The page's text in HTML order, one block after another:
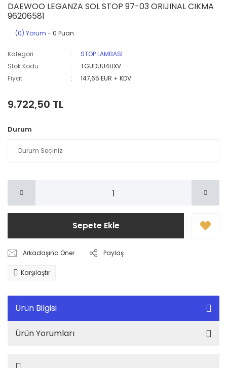
DAEWOO LEGANZA SOL STOP 97-03 ORIJINAL CIKMA
96206581
(0) Yorum - 0 Puan
Kategori
STOP LAMBASI
Stok Kodu
TGUDUU4HXV
Fiyat
147,65 EUR + KDV
9.722,50 TL
Durum
Sepete Ekle
Arkadaşına Öner Paylaş
Karşılaştır
Ürün Bilgisi
Ürün Yorumları